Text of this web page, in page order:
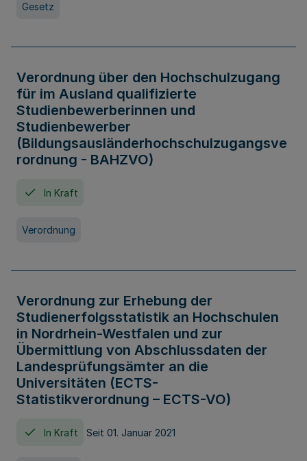
Gesetz
Verordnung über den Hochschulzugang
für im Ausland qualifizierte
Studienbewerberinnen und
Studienbewerber
(Bildungsausländerhochschulzugangsve
rordnung - BAHZVO)
In Kraft
Verordnung
Verordnung zur Erhebung der
Studienerfolgsstatistik an Hochschulen
in Nordrhein-Westfalen und zur
Übermittlung von Abschlussdaten der
Landesprüfungsämter an die
Universitäten (ECTS-
Statistikverordnung – ECTS-VO)
In Kraft Seit 01. Januar 2021